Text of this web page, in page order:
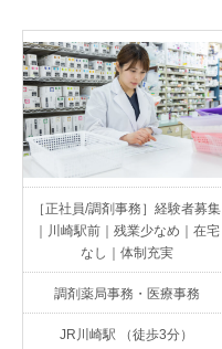
［正社員/調剤事務］経験者募集
｜川崎駅前｜残業少なめ｜在宅
なし｜体制充実
調剤薬局事務・医療事務
JR川崎駅 （徒歩3分）